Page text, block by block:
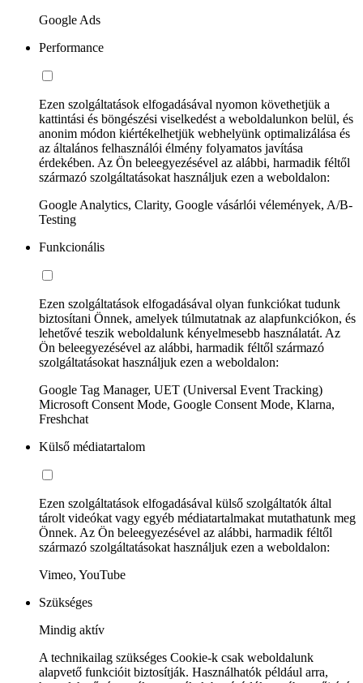
Google Ads
Performance
Ezen szolgáltatások elfogadásával nyomon követhetjük a
kattintási és böngészési viselkedést a weboldalunkon belül, és
anonim módon kiértékelhetjük webhelyünk optimalizálása és
az általános felhasználói élmény folyamatos javítása
érdekében. Az Ön beleegyezésével az alábbi, harmadik féltől
származó szolgáltatásokat használjuk ezen a weboldalon:
Google Analytics, Clarity, Google vásárlói vélemények, A/B-
Testing
Funkcionális
Ezen szolgáltatások elfogadásával olyan funkciókat tudunk
biztosítani Önnek, amelyek túlmutatnak az alapfunkciókon, és
lehetővé teszik weboldalunk kényelmesebb használatát. Az
Ön beleegyezésével az alábbi, harmadik féltől származó
szolgáltatásokat használjuk ezen a weboldalon:
Google Tag Manager, UET (Universal Event Tracking)
Microsoft Consent Mode, Google Consent Mode, Klarna,
Freshchat
Külső médiatartalom
Ezen szolgáltatások elfogadásával külső szolgáltatók által
tárolt videókat vagy egyéb médiatartalmakat mutathatunk meg
Önnek. Az Ön beleegyezésével az alábbi, harmadik féltől
származó szolgáltatásokat használjuk ezen a weboldalon:
Vimeo, YouTube
Szükséges
Mindig aktív
A technikailag szükséges Cookie-k csak weboldalunk
alapvető funkcióit biztosítják. Használhatók például arra,